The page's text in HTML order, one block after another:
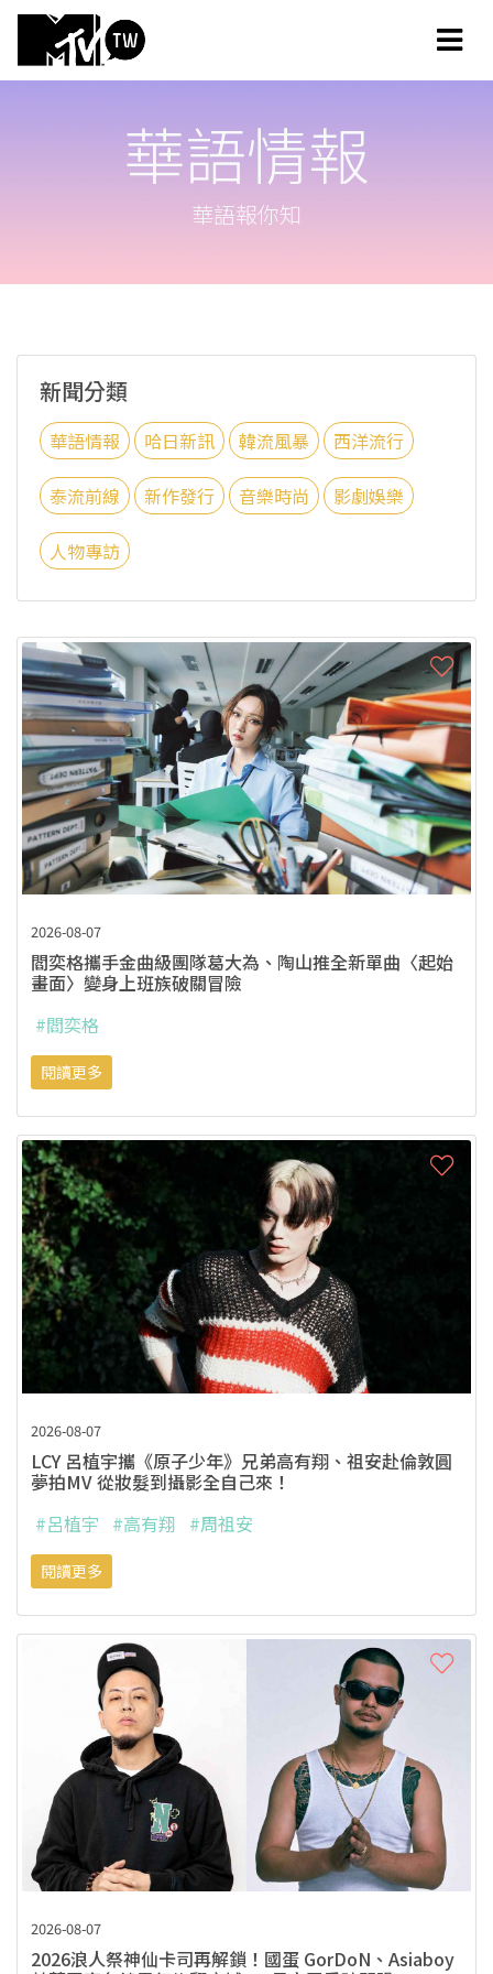
華語情報
華語報你知
新聞分類
華語情報 哈日新訊 韓流風暴 西洋流行
泰流前線 新作發行 音樂時尚 影劇娛樂
人物專訪
2026-08-07
閻奕格攜手金曲級團隊葛大為、陶山推全新單曲〈起始
畫面〉變身上班族破關冒險
#閻奕格
閱讀更多
2026-08-07
LCY 呂植宇攜《原子少年》兄弟高有翔、祖安赴倫敦圓
夢拍MV 從妝髮到攝影全自己來！
#呂植宇 #高有翔 #周祖安
閱讀更多
2026-08-07
2026浪人祭神仙卡司再解鎖！國蛋 GorDoN、Asiaboy